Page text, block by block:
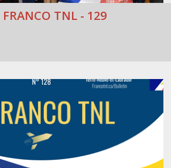
TNL - 129